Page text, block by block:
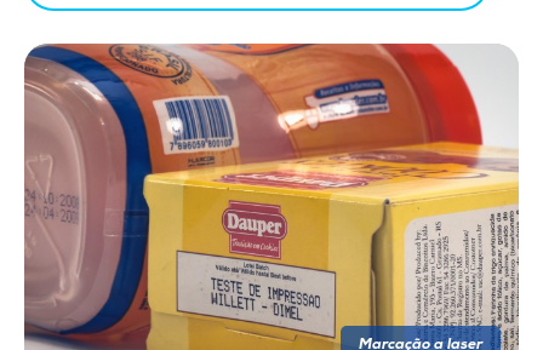
Marcação a laser
Marcação a laser
Marcação a laser